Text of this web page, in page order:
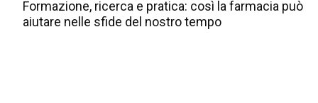
Formazione, ricerca e pratica: così la farmacia può
aiutare nelle sfide del nostro tempo